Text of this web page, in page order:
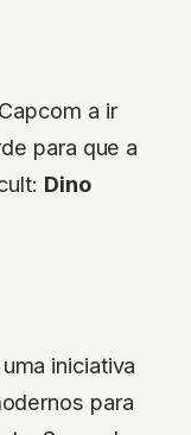
a ir
para que a
Dino
iniciativa
para